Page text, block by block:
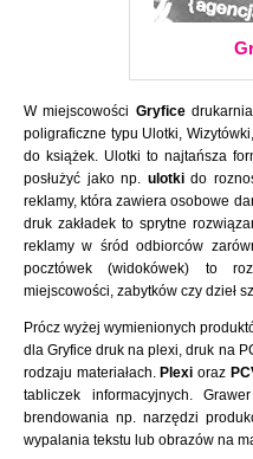
W miejscowości Gryficedrukarnia
poligraficzne typu Ulotki,
do książek. Ulotki to najtańsza
posłużyć jako np. ulotkido
reklamy, która zawiera osobowe
druk zakładek to sprytne
reklamy w śród odbiorców
pocztówek (widokówek) to
miejscowości, zabytków czy dzieł
Prócz wyżej wymienionych
dla Gryfice druk na plexi, druk na
rodzaju materiałach. Plexi oraz
tabliczek informacyjnych.
brendowania np. narzędzi
wypalania tekstu lub obrazów na